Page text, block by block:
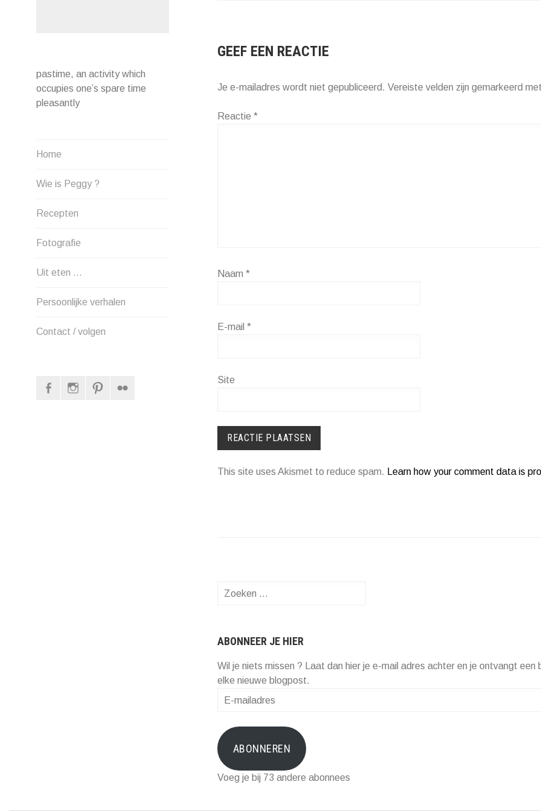
pastime, an activity which
occupies one’s spare time
pleasantly
Home
Wie is Peggy ?
Recepten
Fotografie
Uit eten …
Persoonlijke verhalen
Contact / volgen
FacebookInstagram
GEEF EEN REACTIE
Je e-mailadres wordt niet gepubliceerd. Vereiste velden zijn gemarkeerd
Reactie *
Naam *
E-mail *
Site
This site uses Akismet to reduce spam. Learn how your comment data is
Zoeken
ABONNEER JE HIER
Wil je niets missen ? Laat dan hier je e-mail adres achter en je ontvangt een
elke nieuwe blogpost.
E-
ABONNEREN
Voeg je bij 73 andere abonnees